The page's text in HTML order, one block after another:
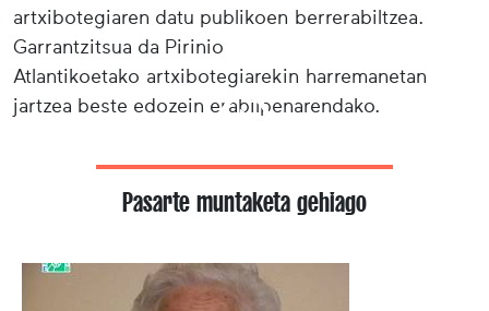
artxibotegiaren datu publikoen berrerabiltzea.
Garrantzitsua da Pirinio
Atlantikoetako artxibotegiarekin harremanetan
jartzea beste edozein erabilpenarendako.
Pasarte muntaketa gehiago